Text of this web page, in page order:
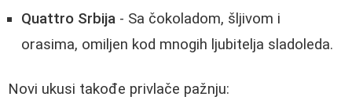
Quattro Srbija - Sa čokoladom, šljivom i
orasima, omiljen kod mnogih ljubitelja sladoleda.
Novi ukusi takođe privlače pažnju: